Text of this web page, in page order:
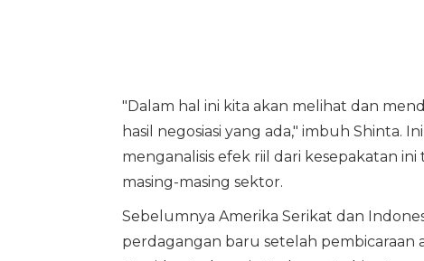
"Dalam hal ini kita akan melihat dan
hasil negosiasi yang ada," imbuh
menganalisis efek riil dari kesepakatan
masing-masing sektor.
Sebelumnya Amerika Serikat dan
perdagangan baru setelah pembicaraan